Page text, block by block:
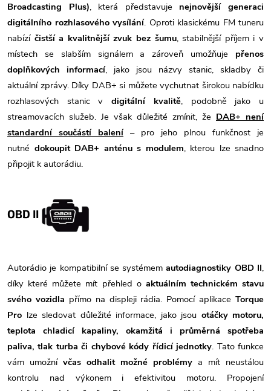
Broadcasting Plus), která představuje
nejnovější generaci
digitálního rozhlasového vysílání. Oproti klasickému FM tuneru
nabízí čistší a kvalitnější zvuk bez šumu, stabilnější příjem i v
místech se slabším signálem a zároveň umožňuje
přenos
doplňkových informací, jako jsou názvy stanic, skladby či
aktuální zprávy. Díky DAB+ si můžete vychutnat širokou nabídku
rozhlasových stanic v
digitální kvalitě, podobně jako u
streamovacích služeb. Je však důležité zmínit, že DAB+ není
standardní součástí balení – pro jeho plnou funkčnost je
nutné dokoupit DAB+ anténu s modulem, kterou lze snadno
připojit k autorádiu.
OBD II
Autorádio je kompatibilní se systémem autodiagnostiky OBD II,
díky které můžete mít přehled o aktuálním technickém stavu
svého vozidla přímo na displeji rádia. Pomocí aplikace Torque
Pro lze sledovat důležité informace, jako jsou otáčky motoru,
teplota chladicí kapaliny, okamžitá i průměrná spotřeba
paliva, tlak turba či chybové kódy řídicí jednotky. Tato funkce
vám umožní včas odhalit možné problémy a mít neustálou
kontrolu nad výkonem i efektivitou motoru. Propojení